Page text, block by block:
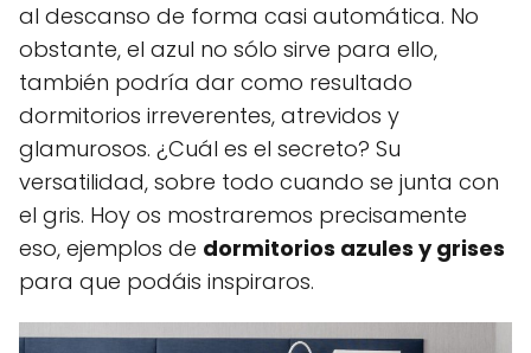
al descanso de forma casi automática. No
obstante, el azul no sólo sirve para ello,
también podría dar como resultado
dormitorios irreverentes, atrevidos y
glamurosos. ¿Cuál es el secreto? Su
versatilidad, sobre todo cuando se junta con
el gris. Hoy os mostraremos precisamente
eso, ejemplos de dormitorios azules y grises
para que podáis inspiraros.